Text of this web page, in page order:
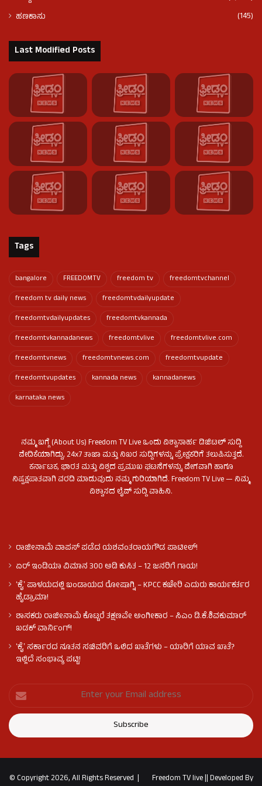
ಹಣಕಾಸು
(145)
Last Modified Posts
Tags
bangalore FREEDOMTV freedom tv
freedomtvchannel
freedom tv daily news
freedomtvdailyupdate
freedomtvdailyupdates
freedomtvkannada
freedomtvkannadanews
freedomtvlive
freedomtvlive.com
freedomtvnews
freedomtvnews.com
freedomtvupdate
freedomtvupdates
kannada news
kannadanews
karnataka news
ನಮ್ಮ ಬಗ್ಗೆ (About Us) Freedom TV Live ಒಂದು ವಿಶ್ವಾಸಾರ್ಹ ಡಿಜಿಟಲ್ ಸುದ್ದಿ
ವೇದಿಕೆಯಾಗಿದ್ದು, 24x7 ತಾಜಾ ಮತ್ತು ನಿಖರ ಸುದ್ದಿಗಳನ್ನು ಪ್ರೇಕ್ಷಕರಿಗೆ ತಲುಪಿಸುತ್ತದೆ.
ಕರ್ನಾಟಕ, ಭಾರತ ಮತ್ತು ವಿಶ್ವದ ಪ್ರಮುಖ ಘಟನೆಗಳನ್ನು ವೇಗವಾಗಿ ಹಾಗೂ
ನಿಷ್ಪಕ್ಷಪಾತವಾಗಿ ವರದಿ ಮಾಡುವುದು ನಮ್ಮ ಗುರಿಯಾಗಿದೆ. Freedom TV Live — ನಿಮ್ಮ
ವಿಶ್ವಾಸದ ಲೈವ್ ಸುದ್ದಿ ವಾಹಿನಿ.
ರಾಜೀನಾಮೆ ವಾಪಸ್ ಪಡೆದ ಯಶವಂತರಾಯಗೌಡ ಪಾಟೀಲ್‌!
ಏರ್ ಇಂಡಿಯಾ ವಿಮಾನ 300 ಅಡಿ ಕುಸಿತ – 12 ಜನರಿಗೆ ಗಾಯ!
ʻಕೈʼ​ ಪಾಳಯದಲ್ಲಿ ಬಂಡಾಯದ ರೋಷಾಗ್ನಿ – KPCC ಕಚೇರಿ ಎದುರು ಕಾರ್ಯಕರ್ತರ
ಹೈಡ್ರಾಮಾ!
ಶಾಸಕರು ರಾಜೀನಾಮೆ ಕೊಟ್ಟರೆ ತಕ್ಷಣವೇ ಅಂಗೀಕಾರ – ಸಿಎಂ ಡಿ.ಕೆ.ಶಿವಕುಮಾರ್
ಖಡಕ್ ವಾರ್ನಿಂಗ್!
ʻಕೈʼ ಸರ್ಕಾರದ ನೂತನ ಸಚಿವರಿಗೆ ಒಲಿದ ಖಾತೆಗಳು – ಯಾರಿಗೆ ಯಾವ ಖಾತೆ?
ಇಲ್ಲಿದೆ ಸಂಭಾವ್ಯ ಪಟ್ಟಿ!
© Copyright 2026, All Rights Reserved | Freedom TV live||Developed By